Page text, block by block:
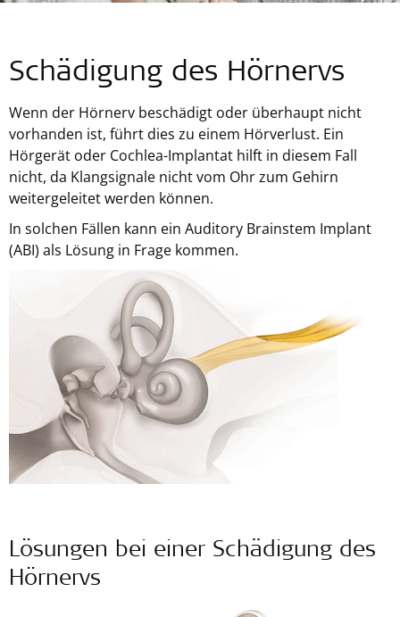
Schädigung des Hörnervs
Wenn der Hörnerv beschädigt oder überhaupt nicht
vorhanden ist, führt dies zu einem Hörverlust. Ein
Hörgerät oder Cochlea-Implantat hilft in diesem Fall
nicht, da Klangsignale nicht vom Ohr zum Gehirn
weitergeleitet werden können.
In solchen Fällen kann ein Auditory Brainstem Implant
(ABI) als Lösung in Frage kommen.
Lösungen bei einer Schädigung des
Hörnervs